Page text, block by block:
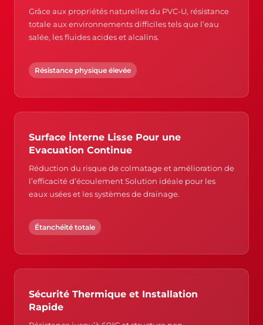
Grâce aux propriétés naturelles du PVC-U, résistance
totale aux environnements difficiles tels que l’eau
salée, les fluides acides et alcalins.
Résistance physique élevée
Surface İnterne Lisse Pour une
Evacuation Continue
Réduction du risque de colmatage et amélioration de
l’efficacité d’écoulement Solution idéale pour les
eaux usées et les systèmes de drainage.
Étanchéité totale
Sécurité Thermique et Installation
Rapide